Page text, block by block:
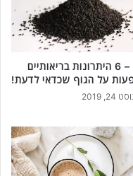
קצח – 6 היתרונות בריאותיים
על הגוף שכדאי לדעת!
24, 2019